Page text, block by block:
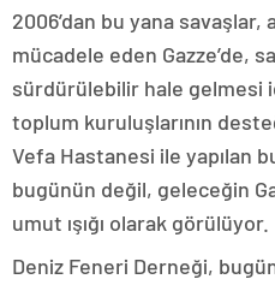
2006’dan bu yana
mücadele eden Gazze’de,
sürdürülebilir hale gelmesi
toplum kuruluşlarının
Vefa Hastanesi ile yapılan
bugünün değil, geleceğin
umut ışığı olarak görülüyor.
Deniz Feneri Derneği,